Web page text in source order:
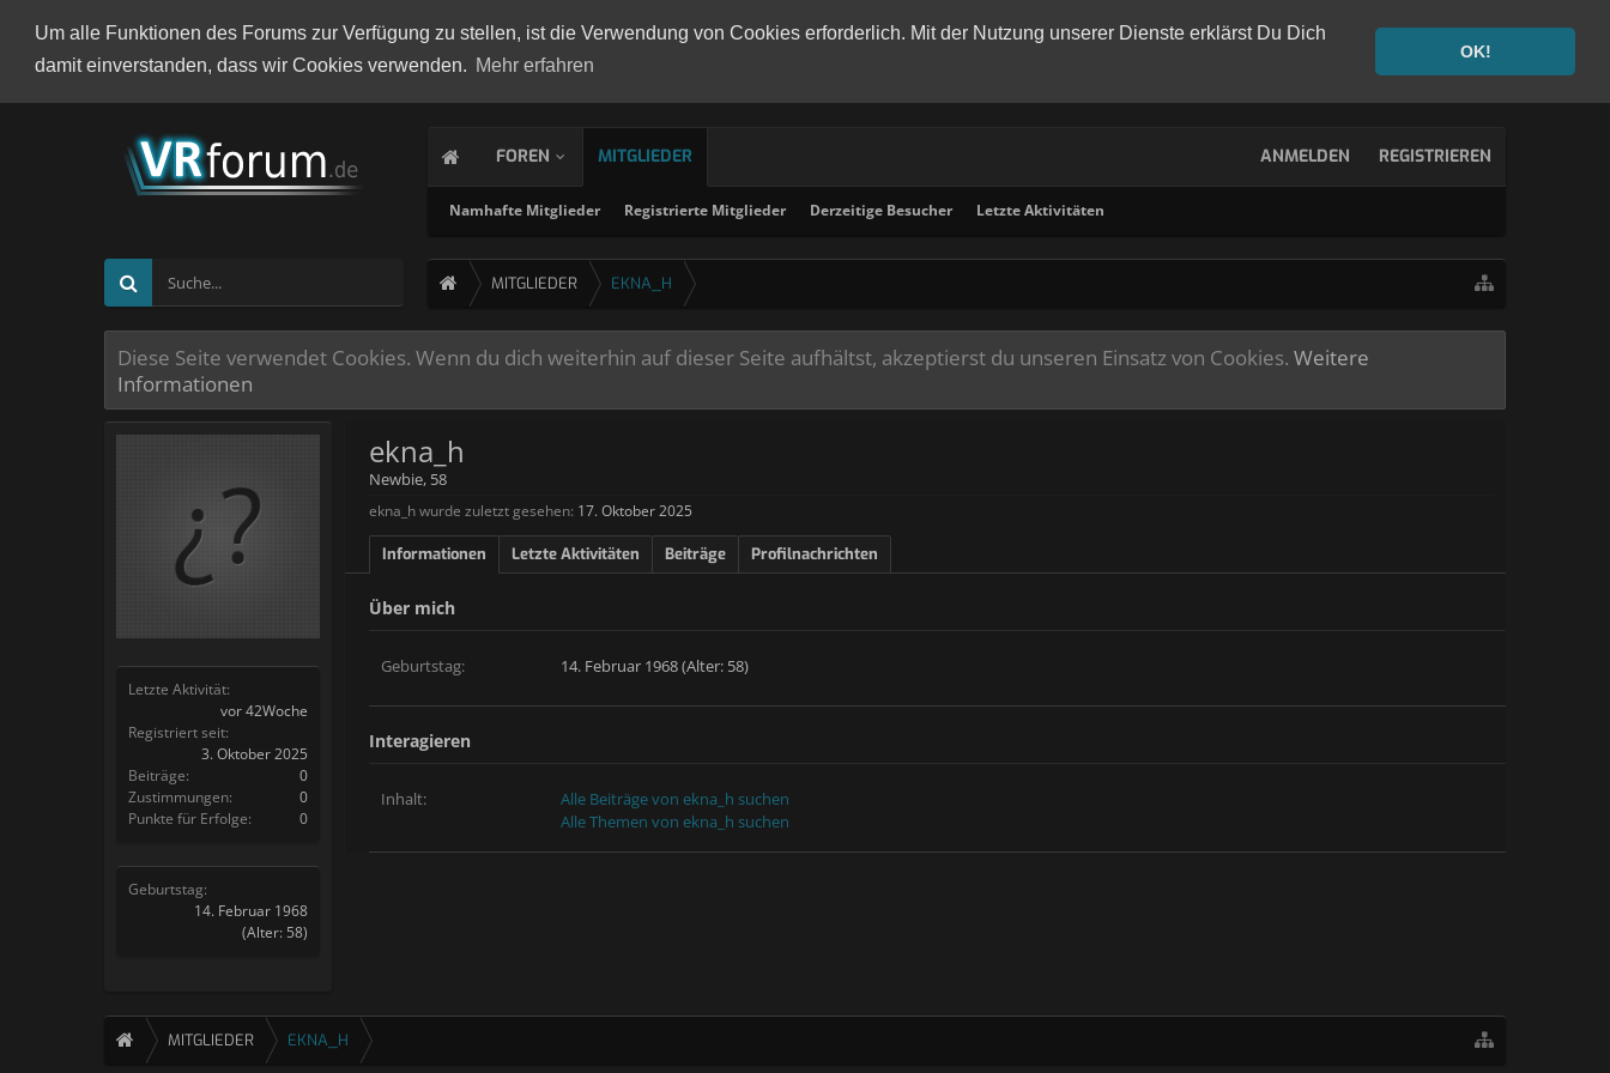
Um alle Funktionen des Forums zur Verfügung zu stellen, ist die Verwendung von Cookies erforderlich. Mit der Nutzung unserer Dienste erklärst Du Dich
damit einverstanden, dass wir Cookies verwenden. Mehr erfahren
OK!
FOREN MITGLIEDER
Namhafte Mitglieder Registrierte Mitglieder Derzeitige Besucher Letzte Aktivitäten
ANMELDEN REGISTRIEREN
MITGLIEDER EKNA_H
Diese Seite verwendet Cookies. Wenn du dich weiterhin auf dieser Seite aufhältst, akzeptierst du unseren Einsatz von Cookies. Weitere
Informationen
Letzte Aktivität:
vor 42Woche
Registriert seit:
3. Oktober 2025
Beiträge:
0
Zustimmungen:
0
Punkte für Erfolge:
0
Geburtstag:
14. Februar 1968
(Alter: 58)
ekna_h
Newbie, 58
ekna_h wurde zuletzt gesehen: 17. Oktober 2025
Informationen Letzte Aktivitäten Beiträge Profilnachrichten
Über mich
Geburtstag: 14. Februar 1968 (Alter: 58)
Interagieren
Inhalt:
Alle Beiträge von ekna_h suchen
Alle Themen von ekna_h suchen
MITGLIEDER EKNA_H